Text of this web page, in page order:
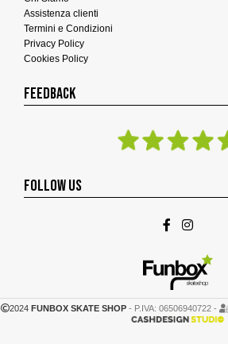
Assistenza clienti
Termini e Condizioni
Privacy Policy
Cookies Policy
FEEDBACK
FOLLOW US
2024 FUNBOX SKATE SHOP- P.IVA: 06506940722 -